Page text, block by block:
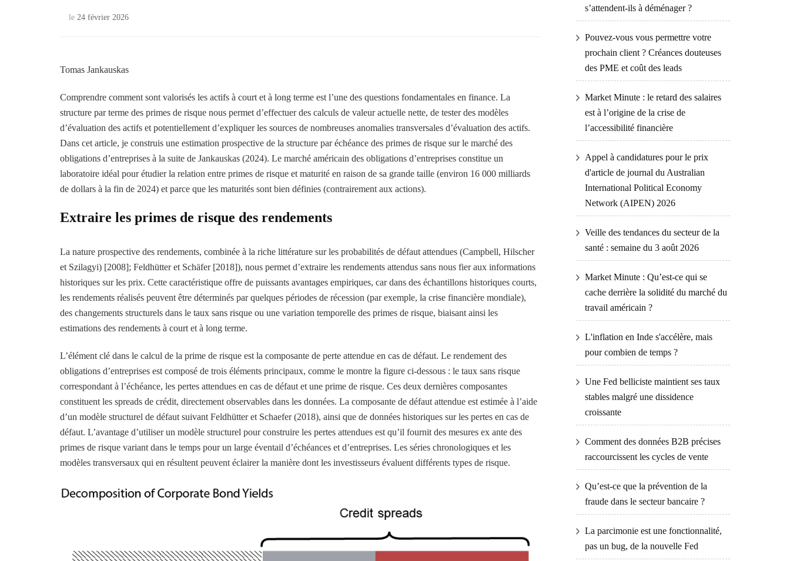
le 24 février 2026
Tomas Jankauskas
Comprendre comment sont valorisés les actifs à court et à long terme est l’une des questions fondamentales en finance. La
structure par terme des primes de risque nous permet d’effectuer des calculs de valeur actuelle nette, de tester des modèles
d’évaluation des actifs et potentiellement d’expliquer les sources de nombreuses anomalies transversales d’évaluation des actifs.
Dans cet article, je construis une estimation prospective de la structure par échéance des primes de risque sur le marché des
obligations d’entreprises à la suite de Jankauskas (2024). Le marché américain des obligations d’entreprises constitue un
laboratoire idéal pour étudier la relation entre primes de risque et maturité en raison de sa grande taille (environ 16 000 milliards
de dollars à la fin de 2024) et parce que les maturités sont bien définies (contrairement aux actions).
Extraire les primes de risque des rendements
La nature prospective des rendements, combinée à la riche littérature sur les probabilités de défaut attendues (Campbell, Hilscher
et Szilagyi) [2008]; Feldhütter et Schäfer [2018]), nous permet d’extraire les rendements attendus sans nous fier aux informations
historiques sur les prix. Cette caractéristique offre de puissants avantages empiriques, car dans des échantillons historiques courts,
les rendements réalisés peuvent être déterminés par quelques périodes de récession (par exemple, la crise financière mondiale),
des changements structurels dans le taux sans risque ou une variation temporelle des primes de risque, biaisant ainsi les
estimations des rendements à court et à long terme.
L’élément clé dans le calcul de la prime de risque est la composante de perte attendue en cas de défaut. Le rendement des
obligations d’entreprises est composé de trois éléments principaux, comme le montre la figure ci-dessous : le taux sans risque
correspondant à l’échéance, les pertes attendues en cas de défaut et une prime de risque. Ces deux dernières composantes
constituent les spreads de crédit, directement observables dans les données. La composante de défaut attendue est estimée à l’aide
d’un modèle structurel de défaut suivant Feldhütter et Schaefer (2018), ainsi que de données historiques sur les pertes en cas de
défaut. L’avantage d’utiliser un modèle structurel pour construire les pertes attendues est qu’il fournit des mesures ex ante des
primes de risque variant dans le temps pour un large éventail d’échéances et d’entreprises. Les séries chronologiques et les
modèles transversaux qui en résultent peuvent éclairer la manière dont les investisseurs évaluent différents types de risque.
s’attendent-ils à déménager ?
Pouvez-vous vous permettre votre
prochain client ? Créances douteuses
des PME et coût des leads
Market Minute : le retard des salaires
est à l’origine de la crise de
l’accessibilité financière
Appel à candidatures pour le prix
d'article de journal du Australian
International Political Economy
Network (AIPEN) 2026
Veille des tendances du secteur de la
santé : semaine du 3 août 2026
Market Minute : Qu’est-ce qui se
cache derrière la solidité du marché du
travail américain ?
L'inflation en Inde s'accélère, mais
pour combien de temps ?
Une Fed belliciste maintient ses taux
stables malgré une dissidence
croissante
Comment des données B2B précises
raccourcissent les cycles de vente
Qu’est-ce que la prévention de la
fraude dans le secteur bancaire ?
La parcimonie est une fonctionnalité,
pas un bug, de la nouvelle Fed